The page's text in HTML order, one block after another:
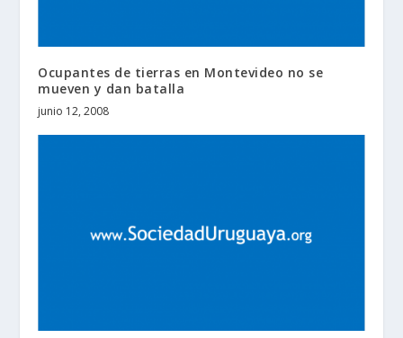
Ocupantes de tierras en Montevideo no se
mueven y dan batalla
junio 12, 2008